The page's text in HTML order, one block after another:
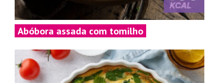
Abóbora assada com tomilho